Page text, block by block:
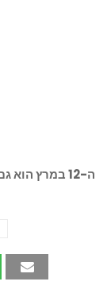
ה-12 במרץ הוא גם